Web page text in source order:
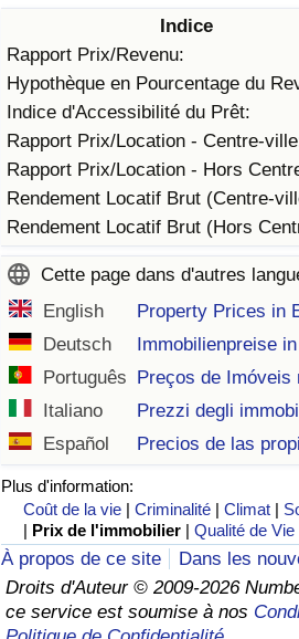
Indice
Rapport Prix/Revenu:
Hypothèque en Pourcentage du
Indice d'Accessibilité du Prêt:
Rapport Prix/Location - Centre-
Rapport Prix/Location - Hors
Rendement Locatif Brut (Centre-
Rendement Locatif Brut (Hors
Cette page dans d'autres
English
Property Prices in
Deutsch
Immobilienpreise
Português Preços de Imóveis
Italiano
Prezzi degli
Español
Precios de las
Plus d'information:
Coût de la vie |Criminalité |Climat |
| Prix de l'immobilier |Qualité de Vie
À propos de ce site
Dans les
Droits d'Auteur © 2009-2026
ce service est soumise à nos
Indice de pollution
Indice de Pollution par Pays
Trafic
Indice de Trafic
Indice de Trafic (Actuel)
Indice de Trafic par Pays